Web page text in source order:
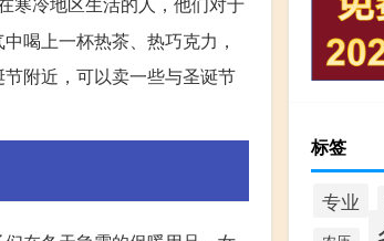
喝上一杯热茶、热巧克力，
附近，可以卖一些与圣诞节
标签
专业